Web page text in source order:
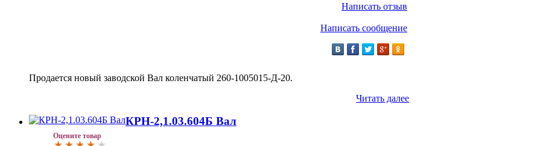
Написать отзыв
Написать сообщение
Продается новый заводской Вал коленчатый 260-1005015-Д-20.
Читать далее
Оцените товар
КРН-2,1.03.604Б Вал